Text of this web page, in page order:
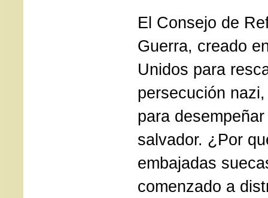
El Consejo de
Guerra, creado
Unidos para
persecución
para
salvador. ¿Por
embajadas
comenzado a